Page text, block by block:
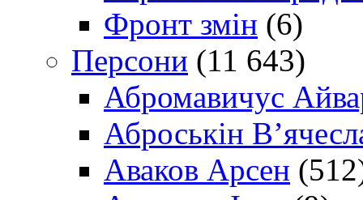
Фронт змін (6)
Персони (11 643)
Абромавичус
Аброськін
Аваков Арсен